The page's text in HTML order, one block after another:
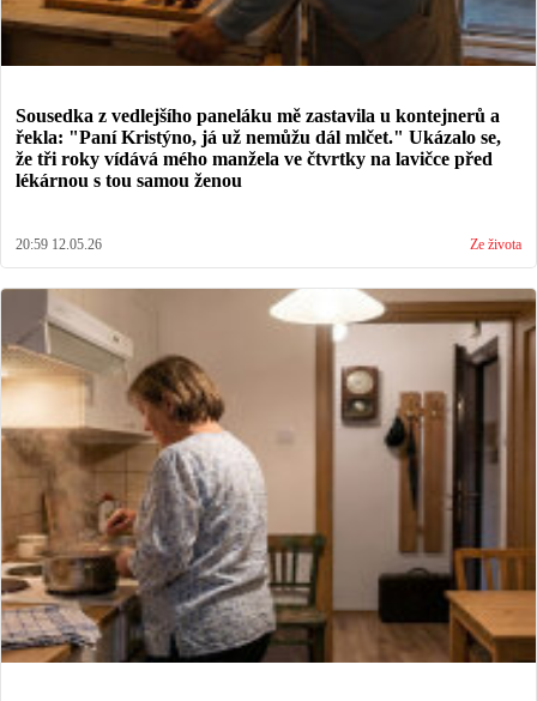
Sousedka z vedlejšího paneláku mě zastavila u kontejnerů a
řekla: "Paní Kristýno, já už nemůžu dál mlčet." Ukázalo se,
že tři roky vídává mého manžela ve čtvrtky na lavičce před
lékárnou s tou samou ženou
20:59 12.05.26 Ze života